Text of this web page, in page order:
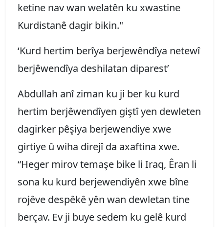
ketine nav wan welatên ku xwastine
Kurdistanê dagir bikin."
‘Kurd hertim berîya berjewêndîya netewî
berjêwendîya deshilatan diparest’
Abdullah anî ziman ku ji ber ku kurd
hertim berjêwendîyen giştî yen dewleten
dagirker pêşiya berjewendiye xwe
girtiye û wiha direjî da axaftina xwe.
“Heger mirov temaşe bike li Iraq, Êran li
sona ku kurd berjewendiyên xwe bîne
rojêve despêkê yên wan dewletan tine
berçav. Ev ji buye sedem ku gelê kurd